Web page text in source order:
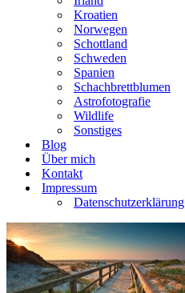
Kroatien
Norwegen
Schottland
Schweden
Spanien
Schachbrettblumen
Astrofotografie
Wildlife
Sonstiges
Blog
Über mich
Kontakt
Impressum
Datenschutzerklärung